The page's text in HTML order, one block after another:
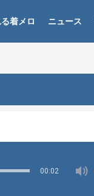
着メロ ニュース
00:02